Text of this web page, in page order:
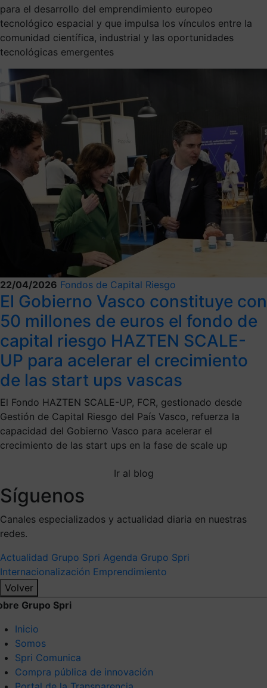
para el desarrollo del emprendimiento europeo
tecnológico espacial y que impulsa los vínculos entre la
comunidad científica, industrial y las oportunidades
tecnológicas emergentes
22/04/2026 Fondos de Capital Riesgo
El Gobierno Vasco constituye con
50 millones de euros el fondo de
capital riesgo HAZTEN SCALE-
UP para acelerar el crecimiento
de las start ups vascas
El Fondo HAZTEN SCALE-UP, FCR, gestionado desde
Gestión de Capital Riesgo del País Vasco, refuerza la
capacidad del Gobierno Vasco para acelerar el
crecimiento de las start ups en la fase de scale up
Ir al blog
Síguenos
Canales especializados y actualidad diaria en nuestras
redes.
Actualidad Grupo Spri Agenda Grupo Spri
Internacionalización Emprendimiento
Volver
Grupo Spri
Inicio
Somos
Spri Comunica
Compra pública de innovación